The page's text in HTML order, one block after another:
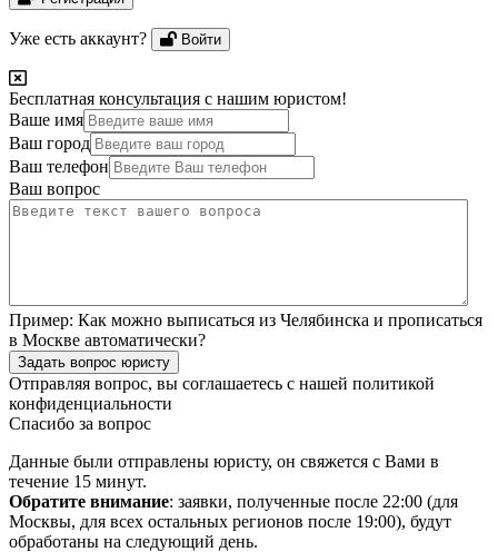
Уже есть аккаунт? Войти
Бесплатная консультация с нашим юристом!
Ваше имя
Ваш город
Ваш телефон
Ваш вопрос
Пример: Как можно выписаться из Челябинска и прописаться
в Москве автоматически?
Задать вопрос юристу
Отправляя вопрос, вы соглашаетесь с нашей политикой
конфиденциальности
Спасибо за вопрос
Данные были отправлены юристу, он свяжется с Вами в
течение 15 минут.
Обратите внимание: заявки, полученные после 22:00 (для
Москвы, для всех остальных регионов после 19:00), будут
обработаны на следующий день.